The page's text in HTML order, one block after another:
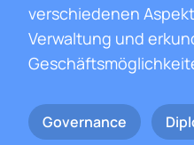
verschiedenen
Verwaltung und
Governance